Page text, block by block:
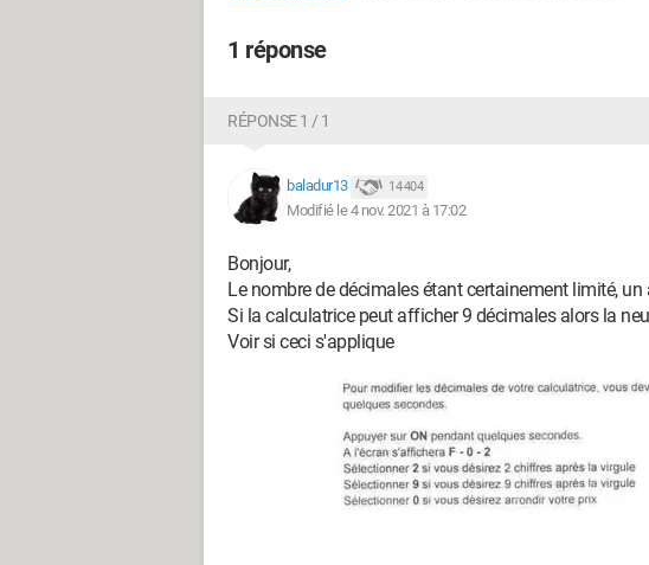
1 réponse
RÉPONSE 1 / 1
baladur13 14 404
Modifié le 4 nov. 2021 à 17:02
Bonjour,
Le nombre de décimales étant certainement limité,
Si la calculatrice peut afficher 9 décimales alors la
Voir si ceci s'applique